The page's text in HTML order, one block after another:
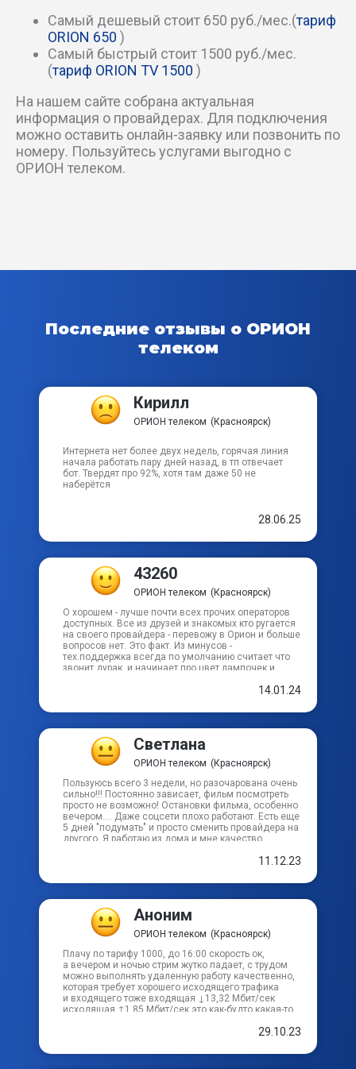
Теплый пер
Тихий пер
Транспортный проезд
Туимский пер
Тюхтетский пер
Ульяновский пр-кт
Цветной б-р
Центральный проезд
Чечеульский пер
Якорный пер
Самый дешевый стоит 650 руб./мес.(тариф
ORION 650 )
Самый быстрый стоит 1500 руб./мес.
(тариф ORION TV 1500 )
На нашем сайте собрана актуальная
информация о провайдерах. Для подключения
можно оставить онлайн-заявку или позвонить по
номеру. Пользуйтесь услугами выгодно с
ОРИОН телеком.
Последние отзывы о ОРИОН
телеком
Кирилл
ОРИОН телеком (Красноярск)
Интернета нет более двух недель, горячая линия
начала работать пару дней назад, в тп отвечает
бот. Твердят про 92%, хотя там даже 50 не
наберётся
28.06.25
43260
ОРИОН телеком (Красноярск)
О хорошем - лучше почти всех прочих операторов
доступных. Все из друзей и знакомых кто ругается
на своего провайдера - перевожу в Орион и больше
вопросов нет. Это факт. Из минусов -
тех.поддержка всегда по умолчанию считает что
звонит дурак, и начинает про цвет лампочек и
есть ли вообще у вас кабель и наш ли он. Из
Типа позвонил 2000000, нажал 7 и жди тебе
полчаса и потом тупняки слушать раздражает.
14.01.24
Светлана
ОРИОН телеком (Красноярск)
Пользуюсь всего 3 недели, но разочарована очень
сильно!!! Постоянно зависает, фильм посмотреть
просто не возможно! Остановки фильма, особенно
вечером…. Даже соцсети плохо работают. Есть еще
5 дней "подумать" и просто сменить провайдера на
другого. Я работаю из дома и мне качество
ютюб по интернету самого отвратительного
скачками… У сестры тоже самое. Но она не
принципиально. Но качество тоже плохое… Мне
есть с кем сравнить! До этого при этих же
параметрах все работало у другого провайдера на
этих же гигабайтах. Делаю выводы. Очень не
хочется заморачиваться, опять вызывать матера…
настройки, оплаты за настройки и т.д. Но видимо
выхода другого нет просто… Никому не советую
Орион!!!!!!
11.12.23
Аноним
ОРИОН телеком (Красноярск)
Плачу по тарифу 1000, до 16:00 скорость ок,
а вечером и ночью стрим жутко падает, с трудом
можно выполнять удаленную работу качественно,
которая требует хорошего исходящего трафика
и входящего тоже входящая ↓13,32 Мбит/сек
исходящая ↑1,85 Мбит/сек это как-будто какая-то
но радио… еще бы соответствовало, было бы29.10.23